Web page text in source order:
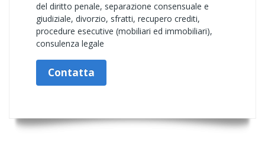
del diritto penale, separazione consensuale e
giudiziale, divorzio, sfratti, recupero crediti,
procedure esecutive (mobiliari ed immobiliari),
consulenza legale
Contatta